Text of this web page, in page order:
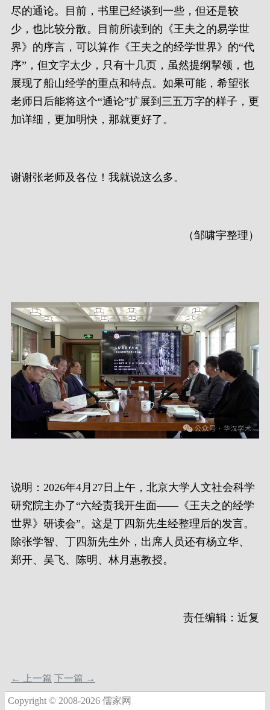
尽的通论。目前，书里已经谈到一些，但还是较
少，也比较分散。目前所读到的《王夫之的易学世
界》的序言，可以算作《王夫之的经学世界》的“代
序”，但文字太少，只有十几页，虽然提纲挈领，也
展现了船山经学的重点和特点。如果可能，希望张
老师日后能将这个“通论”扩展到三五万字的样子，更
加详细，更加明快，那就更好了。
谢谢张老师及各位！我就说这么多。
（邹啸宇整理）
说明：2026年4月27日上午，北京大学人文社会科学
研究院主办了“六经责我开生面——《王夫之的经学
世界》研读会”。这是丁四新先生经整理后的发言。
除张学智、丁四新先生外，出席人员还有杨立华、
郑开、吴飞、陈明、林月惠教授。
责任编辑：近复
← 上一篇 下一篇 →
Copyright © 2008-2026 儒家网